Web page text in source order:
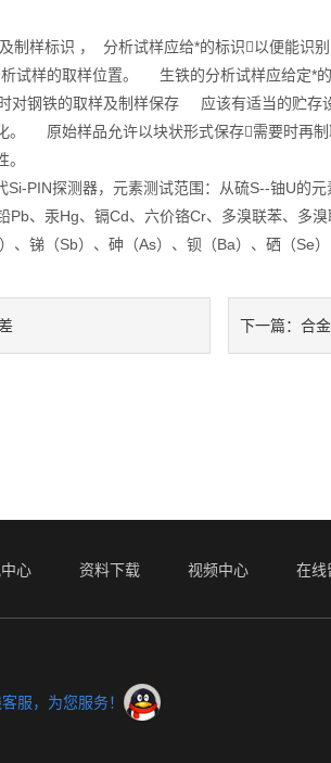
制样标识 ， 分析试样应给*的标识以便能识
试样的取样位置。 生铁的分析试样应给定*
铁的取样及制样保存 应该有适当的贮存设
。 原始样品允许以块状形式保存需要时再
PIN探测器，元素测试范围：从硫S--铀U的元
Pb、汞Hg、镉Cd、六价铬Cr、多溴联苯、多
、锑（Sb）、砷（As）、钡（Ba）、硒（Se
下一篇：合
心 资料下载 视频中心 在线
服，为您服务！